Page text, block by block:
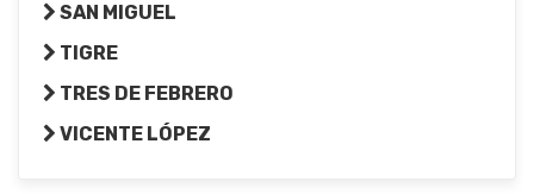
SAN MIGUEL
TIGRE
TRES DE FEBRERO
VICENTE LÓPEZ